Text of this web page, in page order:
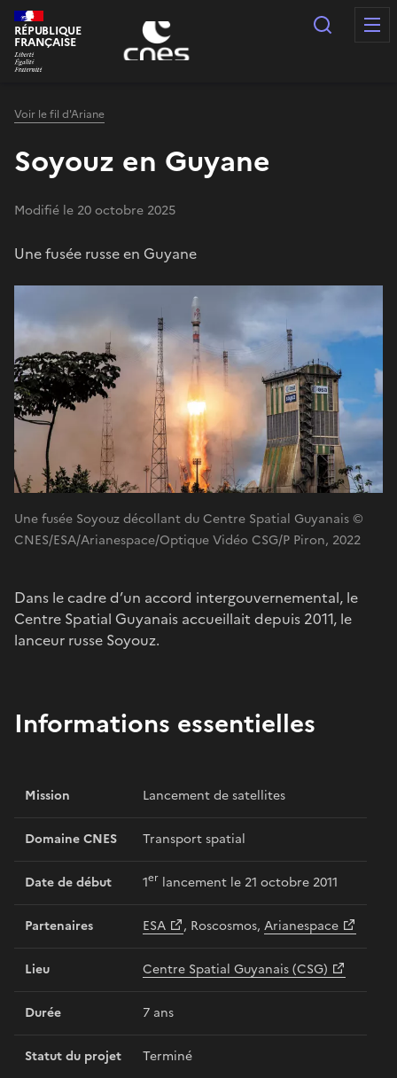
Panneau de gestion des cookies
RÉPUBLIQUE
FRANÇAISE
Voir le fil d'Ariane
Soyouz en Guyane
Modifié le 20 octobre 2025
Une fusée russe en Guyane
Une fusée Soyouz décollant du Centre Spatial Guyanais ©
CNES/ESA/Arianespace/Optique Vidéo CSG/P Piron, 2022
Dans le cadre d’un accord intergouvernemental, le
Centre Spatial Guyanais accueillait depuis 2011, le
lanceur russe Soyouz.
Informations essentielles
Mission Lancement de satellites
Domaine CNES Transport spatial
Date de début 1er lancement le 21 octobre 2011
Partenaires ESA , Roscosmos, Arianespace
Lieu Centre Spatial Guyanais (CSG)
Durée 7 ans
Statut du projet Terminé